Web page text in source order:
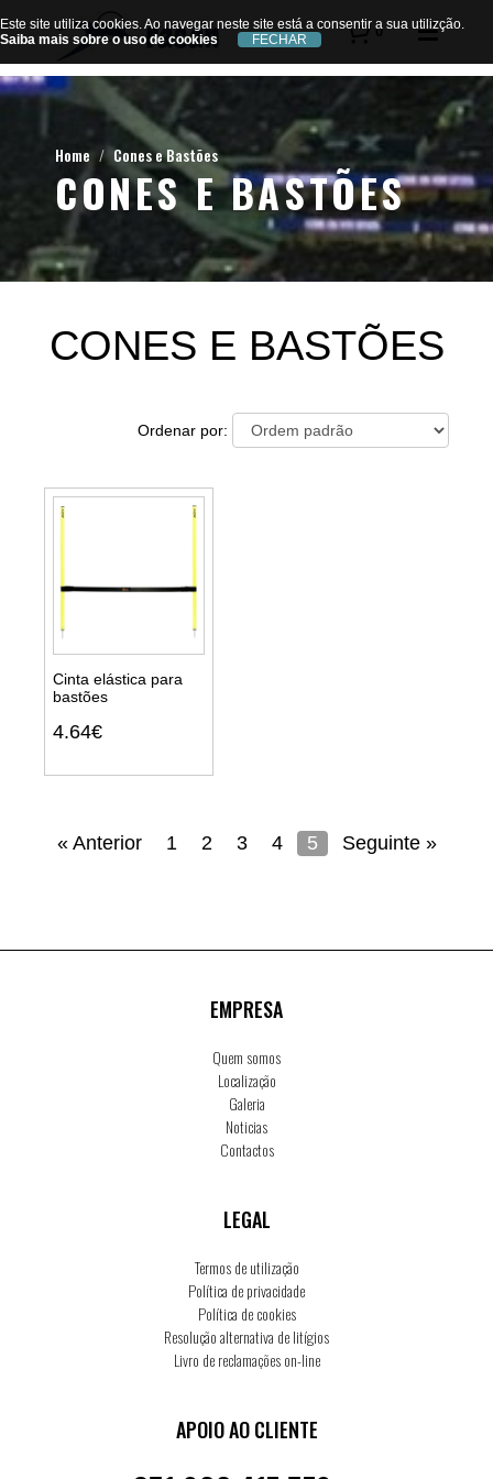
0
Home Cones e Bastões
CONES E BASTÕES
CONES E BASTÕES
Ordenar por:
detalhes
Cinta elástica para
bastões
4.64€
« Anterior 1 2 3 4 5 Seguinte »
EMPRESA
Quem somos
Localização
Galeria
Noticias
Contactos
LEGAL
Termos de utilização
Política de privacidade
Política de cookies
Resolução alternativa de litígios
Livro de reclamações on-line
APOIO AO CLIENTE
Este site utiliza cookies. Ao navegar neste site está a consentir a sua utilizção.
Saiba mais sobre o uso de cookies
Este site utiliza cookies. Ao navegar neste site está a consentir a sua utilizção.
Saiba mais sobre o uso de cookies